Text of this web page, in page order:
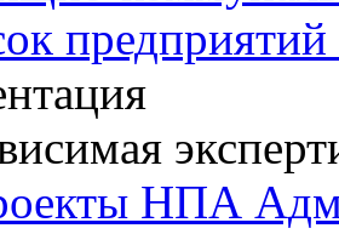
предприятий
НПА